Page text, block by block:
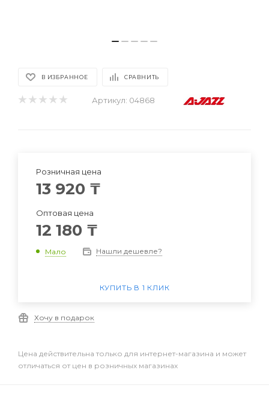
В ИЗБРАННОЕ СРАВНИТЬ
Артикул: 04868
Розничная цена
13 920 ₸
Оптовая цена
12 180 ₸
Мало Нашли дешевле?
КУПИТЬ В 1 КЛИК
Хочу в подарок
Цена действительна только для интернет-магазина и может
отличаться от цен в розничных магазинах